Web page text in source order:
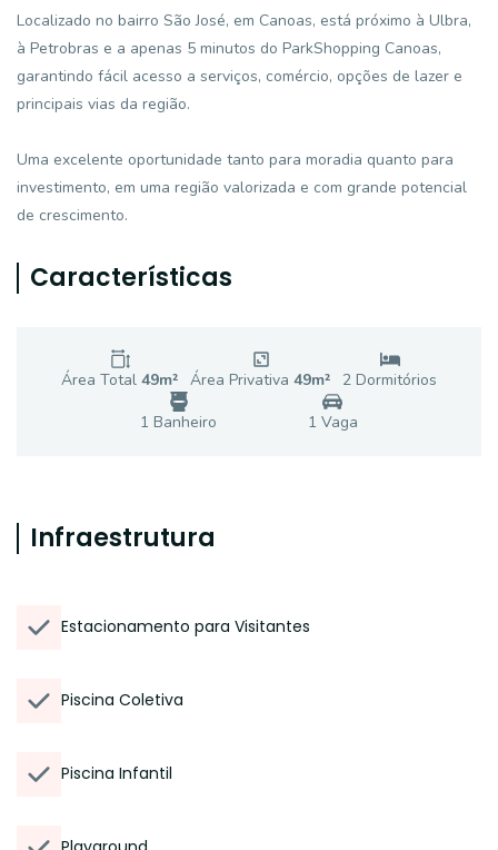
Localizado no bairro São José, em Canoas, está próximo à Ulbra,
à Petrobras e a apenas 5 minutos do ParkShopping Canoas,
garantindo fácil acesso a serviços, comércio, opções de lazer e
principais vias da região.
Uma excelente oportunidade tanto para moradia quanto para
investimento, em uma região valorizada e com grande potencial
de crescimento.
Características
Área Total 49m² Área Privativa 49m² 2 Dormitórios
1 Banheiro 1 Vaga
Infraestrutura
Estacionamento para Visitantes
Piscina Coletiva
Piscina Infantil